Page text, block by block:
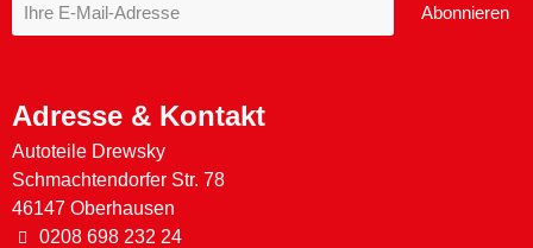
Abonnieren
Adresse & Kontakt
Autoteile Drewsky
Schmachtendorfer Str. 78
46147 Oberhausen
0208 698 232 24